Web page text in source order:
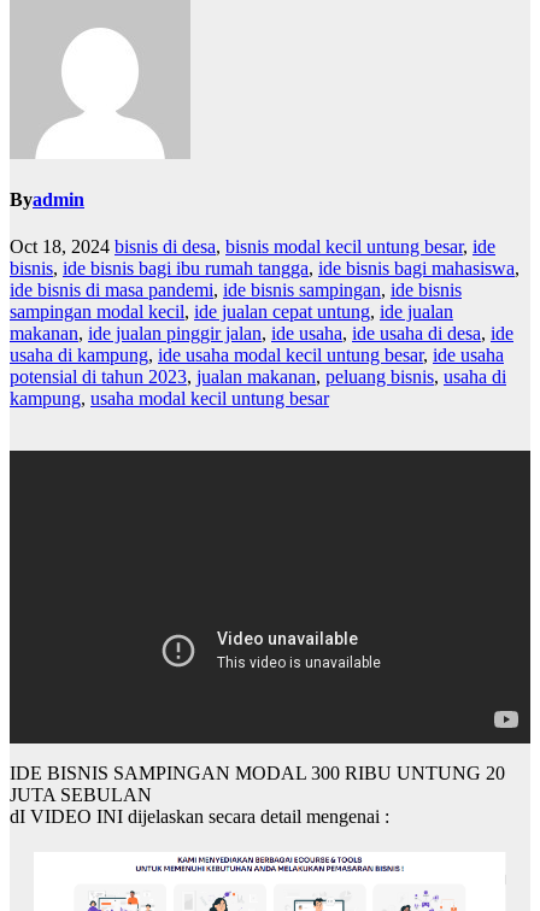
Byadmin
Oct 18, 2024 bisnis di desa, bisnis modal kecil untung besar, ide
bisnis, ide bisnis bagi ibu rumah tangga, ide bisnis bagi mahasiswa,
ide bisnis di masa pandemi, ide bisnis sampingan, ide bisnis
sampingan modal kecil, ide jualan cepat untung, ide jualan
makanan, ide jualan pinggir jalan, ide usaha, ide usaha di desa, ide
usaha di kampung, ide usaha modal kecil untung besar, ide usaha
potensial di tahun 2023, jualan makanan, peluang bisnis, usaha di
kampung, usaha modal kecil untung besar
IDE BISNIS SAMPINGAN MODAL 300 RIBU UNTUNG 20
JUTA SEBULAN
dI VIDEO INI dijelaskan secara detail mengenai :